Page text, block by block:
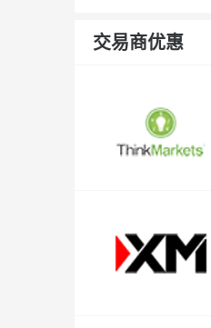
交易商优惠